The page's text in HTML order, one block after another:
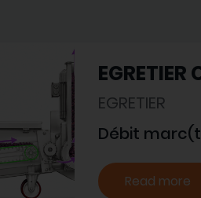
EGRETIER
Débit
Read more